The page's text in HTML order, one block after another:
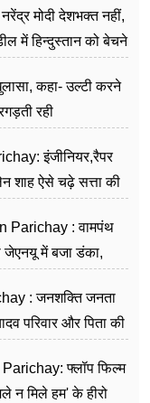
मोदी देशभक्त नहीं,
में हिन्दुस्तान को बेचने
कहा- उल्टी करने
रही
इंजीनियर,रैपर
शाह ऐसे चढ़े सत्ता की
Parichay : वामपंथ
जेएनयू में बजा डंका,
: जनशक्ति जनता
परिवार और पिता की
फ्लॉप फिल्म
न मिले हम' के हीरो